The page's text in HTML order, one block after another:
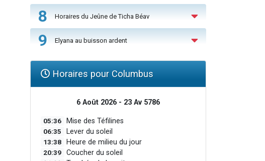
8 Horaires du Jeûne de Ticha Béav
9 Elyana au buisson ardent
Horaires pour Columbus
6 Août 2026 - 23 Av 5786
05:36 Mise des Téfilines
06:35 Lever du soleil
13:38 Heure de milieu du jour
20:39 Coucher du soleil